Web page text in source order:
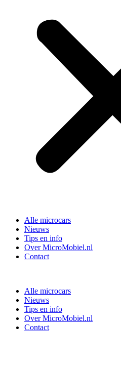
Alle microcars
Nieuws
Tips en info
Over MicroMobiel.nl
Contact
Alle microcars
Nieuws
Tips en info
Over MicroMobiel.nl
Contact